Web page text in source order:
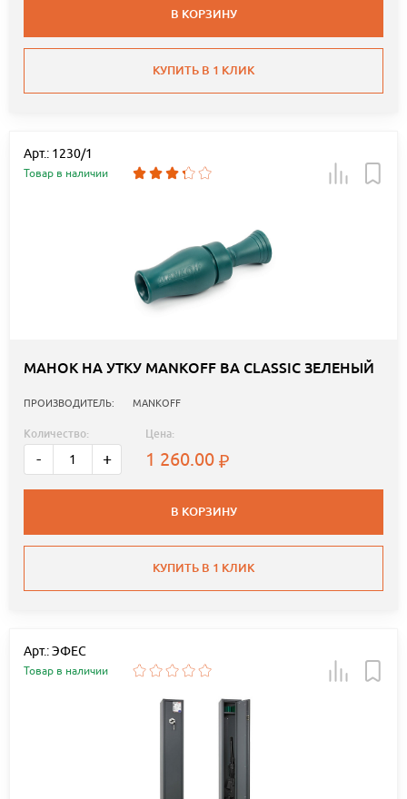
В КОРЗИНУ
КУПИТЬ В 1 КЛИК
Арт.: 1230/1
Товар в наличии
МАНОК НА УТКУ MANKOFF BA CLASSIC ЗЕЛЕНЫЙ
ПРОИЗВОДИТЕЛЬ: MANKOFF
Количество:
- +
Цена:
1 260.00
В КОРЗИНУ
КУПИТЬ В 1 КЛИК
Арт.: ЭФЕС
Товар в наличии